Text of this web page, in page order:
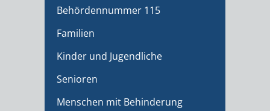
Behördennummer 115
Familien
Kinder und Jugendliche
Senioren
Menschen mit Behinderung